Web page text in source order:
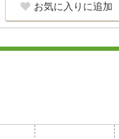
お気に入りに追加